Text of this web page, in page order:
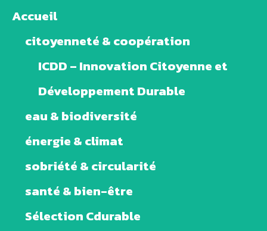
Accueil
citoyenneté & coopération
ICDD – Innovation Citoyenne et
Développement Durable
eau & biodiversité
énergie & climat
sobriété & circularité
santé & bien-être
Sélection Cdurable